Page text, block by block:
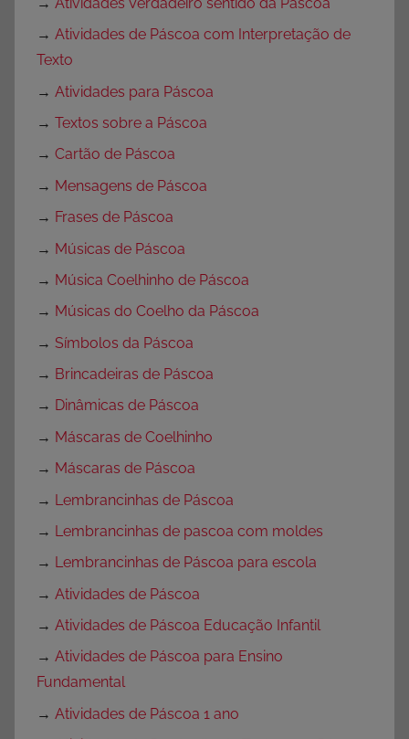
→ Atividades de Páscoa com Interpretação de
Texto
→ Atividades para Páscoa
→ Textos sobre a Páscoa
→ Cartão de Páscoa
→ Mensagens de Páscoa
→ Frases de Páscoa
→ Músicas de Páscoa
→ Música Coelhinho de Páscoa
→ Músicas do Coelho da Páscoa
→ Símbolos da Páscoa
→ Brincadeiras de Páscoa
→ Dinâmicas de Páscoa
→ Máscaras de Coelhinho
→ Máscaras de Páscoa
→ Lembrancinhas de Páscoa
→ Lembrancinhas de pascoa com moldes
→ Lembrancinhas de Páscoa para escola
→ Atividades de Páscoa
→ Atividades de Páscoa Educação Infantil
→ Atividades de Páscoa para Ensino
Fundamental
→ Atividades de Páscoa 1 ano